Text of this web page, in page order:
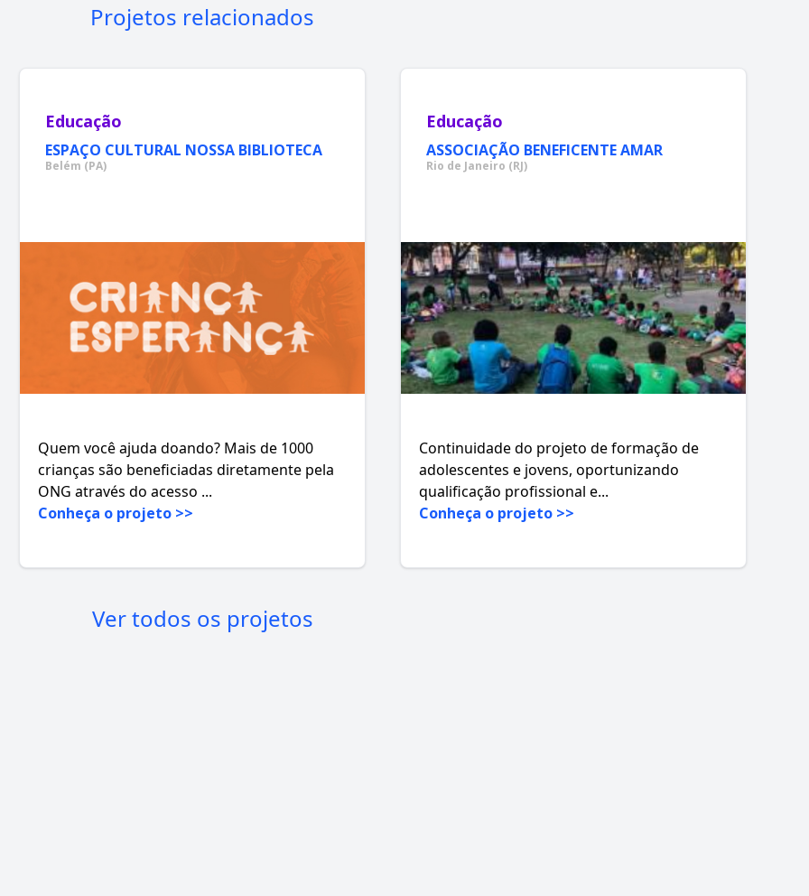
Projetos relacionados
Educação
ESPAÇO CULTURAL NOSSA BIBLIOTECA
Belém (PA)
Quem você ajuda doando? Mais de 1000
crianças são beneficiadas diretamente pela
ONG através do acesso ...
Conheça o projeto >>
Educação
ASSOCIAÇÃO BENEFICENTE AMAR
Rio de Janeiro (RJ)
Continuidade do projeto de formação de
adolescentes e jovens, oportunizando
qualificação profissional e...
Conheça o projeto >>
Ver todos os projetos